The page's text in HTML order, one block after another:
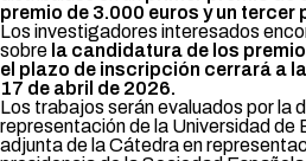
premio de 3.000 euros y un tercer
Los investigadores interesados
sobre la candidatura de los
el plazo de inscripción cerrará a
17 de abril de 2026.
Los trabajos serán evaluados por la
representación de la Universidad de
adjunta de la Cátedra en